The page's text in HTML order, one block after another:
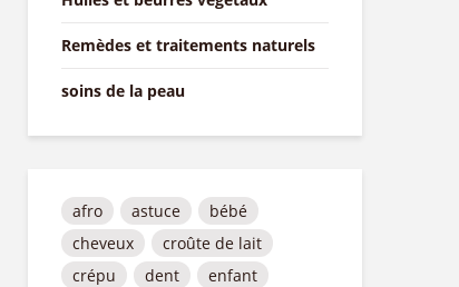
Remèdes et traitements naturels
soins de la peau
afro astuce
bébé
cheveux
croûte de lait
crépu
dent
enfant